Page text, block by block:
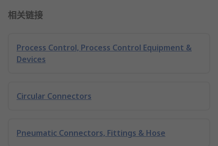
相关链接
Process Control, Process Control Equipment &
Devices
Circular Connectors
Pneumatic Connectors, Fittings & Hose